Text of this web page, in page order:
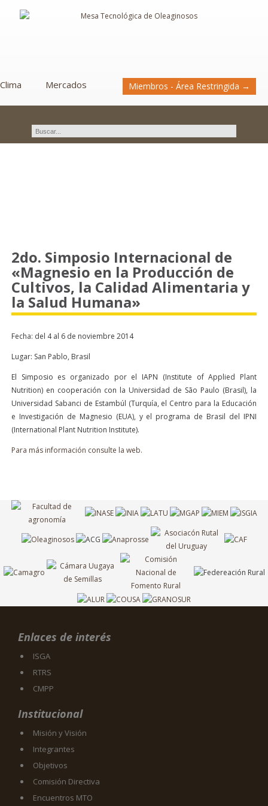
Clima Mercados Miembros - Área Restringida →
2do. Simposio Internacional de
«Magnesio en la Producción de
Cultivos, la Calidad Alimentaria y
la Salud Humana»
Fecha: del 4 al 6 de noviembre 2014
Lugar: San Pablo, Brasil
El Simposio es organizado por el IAPN (Institute of Applied Plant
Nutrition) en cooperación con la Universidad de São Paulo (Brasil), la
Universidad Sabanci de Estambúl (Turquía, el Centro para la Educación
e Investigación de Magnesio (EUA), y el programa de Brasil del IPNI
(International Plant Nutrition Institute).
Para más información consulte la web.
Enlaces de interés
ISGA
RTRS
CMPP
Institucional
Misión y Visión
Integrantes
Objetivos
Comisión Directiva
Encuentros MTO